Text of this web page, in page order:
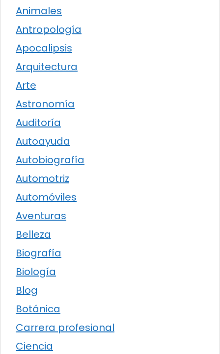
Animales
Antropología
Apocalipsis
Arquitectura
Arte
Astronomía
Auditoría
Autoayuda
Autobiografía
Automotriz
Automóviles
Aventuras
Belleza
Biografía
Biología
Blog
Botánica
Carrera profesional
Ciencia